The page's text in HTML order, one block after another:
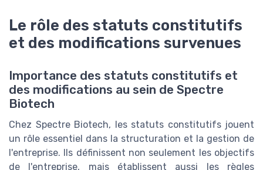
Le rôle des statuts constitutifs
et des modifications survenues
Importance des statuts constitutifs et
des modifications au sein de Spectre
Biotech
Chez Spectre Biotech, les statuts constitutifs jouent
un rôle essentiel dans la structuration et la gestion de
l'entreprise. Ils définissent non seulement les objectifs
de l'entreprise, mais établissent aussi les règles